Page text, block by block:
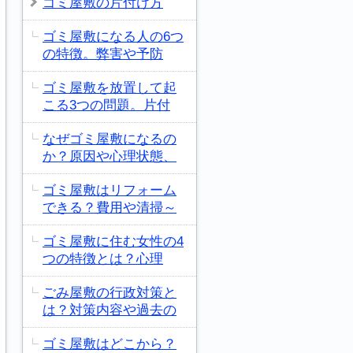
ゴミ屋敷になる人の6つ
の特徴。弊害や予防
ゴミ屋敷を放置して起
こる3つの問題。片付
なぜゴミ屋敷になるの
か？原因や心理状態、
ゴミ屋敷はリフォーム
できる？費用や清掃～
ゴミ屋敷に住む女性の4
つの特徴とは？心理
ごみ屋敷の行政対策と
は？対策内容や過去の
ゴミ屋敷はどこから？